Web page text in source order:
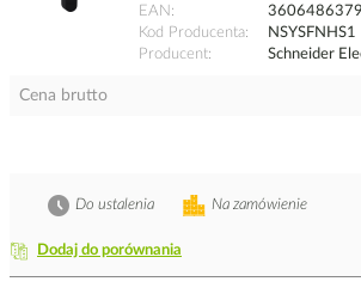
EAN
Kod Producenta
NSYSFNHS1
Producent
Schneider
Cena brutto
Dodaj do porównania
Na zamówienie
Do ustalenia